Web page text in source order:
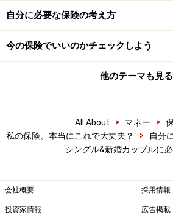
自分に必要な保険の考え方
今の保険でいいのかチェックしよう
他のテーマも見る
All About > マネー >
私の保険、本当にこれで大丈夫？
> 自分
シングル&新婚カップルに
会社概要 採用情報
投資家情報 広告掲載